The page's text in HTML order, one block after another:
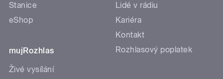
Stanice
eShop
mujRozhlas
Živé vysílání
Lidé v rádiu
Kariéra
Kontakt
Rozhlasový poplatek